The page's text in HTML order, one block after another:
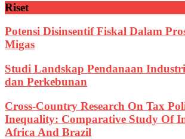
Riset
Potensi Disinsentif Fiskal Dalam
Migas
Studi Landskap Pendanaan
dan Perkebunan
Cross-Country Research On Tax
Inequality: Comparative Study Of
Africa And Brazil